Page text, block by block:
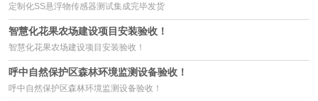
定制化SS悬浮物传感器测试集成完毕发货
智慧化花果农场建设项目安装验收！
智慧化花果农场建设项目安装验收！
呼中自然保护区森林环境监测设备验收！
呼中自然保护区森林环境监测设备验收！